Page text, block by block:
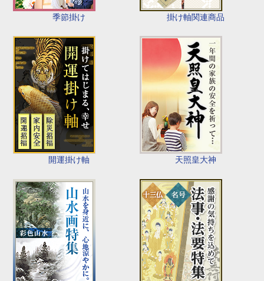
季節掛け 掛け軸関連商品
開運掛け軸 天照皇大神